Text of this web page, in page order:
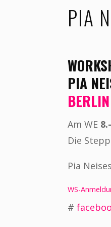
PIA
PIA
Am WE
Die
Pia
WS-
#